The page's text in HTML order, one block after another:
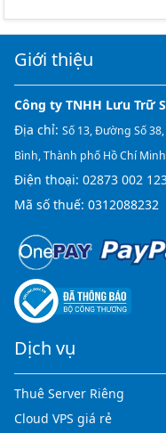
Giới thiệu
Công ty TNHH Lưu Trữ
Địa chỉ: Số 13, Đường Số
Bình, Thành phố Hồ Chí
Điện thoại: 02873 002
Mã số thuế: 0312088232
Dịch vụ
Thuê Server Riêng
Cloud VPS giá rẻ